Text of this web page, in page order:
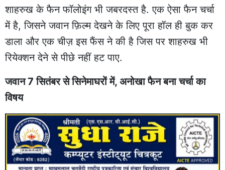
शाहरुख के फैन फॉलोइंग भी जबरदस्त है. एक ऐसा फैन चर्चा
में है, जिसने जवान फ़िल्म देखने के लिए पूरा हॉल ही बुक कर
डाला और एक चीज़ इस फैंस ने की है जिस पर शाहरुख भी
रियेक्शन देने से पीछे नहीं हट पाए.
जवान 7 सितंबर से सिनेमाघरों में, अनोखा फैन बना चर्चा का
विषय